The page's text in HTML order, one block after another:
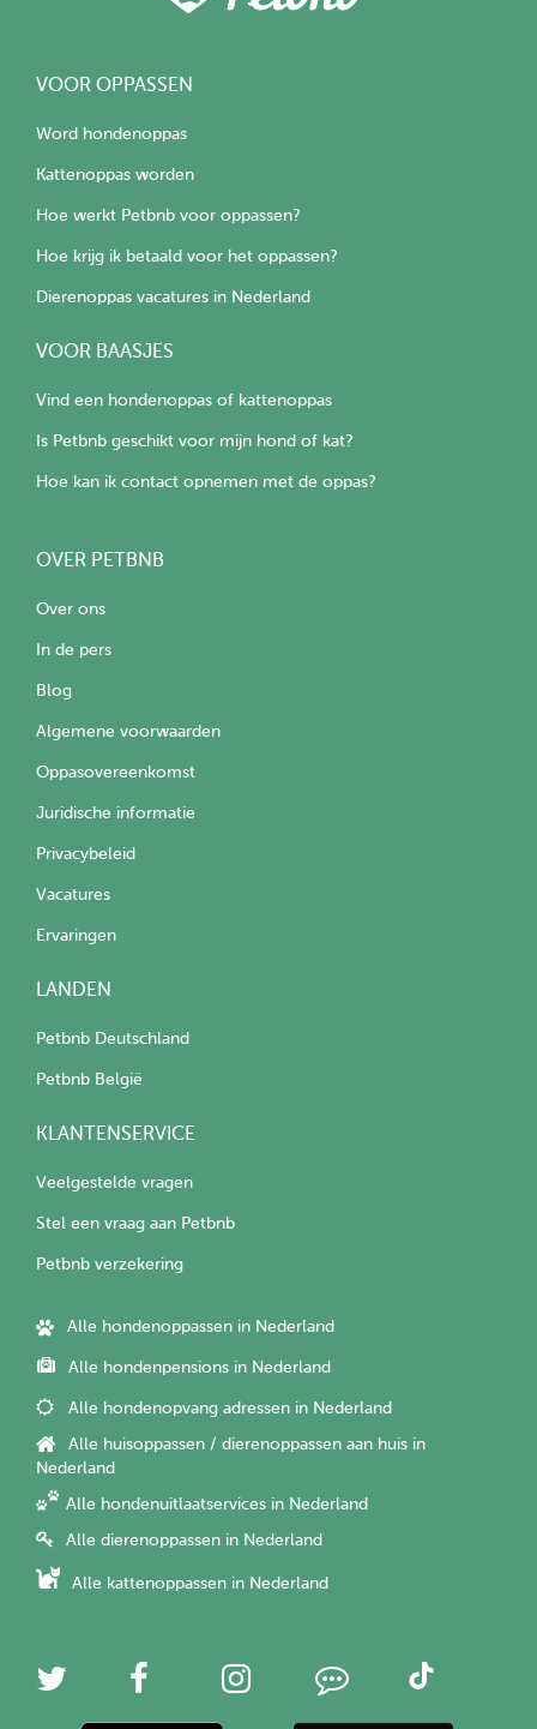
VOOR OPPASSEN
Word hondenoppas
Kattenoppas worden
Hoe werkt Petbnb voor oppassen?
Hoe krijg ik betaald voor het oppassen?
Dierenoppas vacatures in Nederland
VOOR BAASJES
Vind een hondenoppas of kattenoppas
Is Petbnb geschikt voor mijn hond of kat?
Hoe kan ik contact opnemen met de oppas?
OVER PETBNB
Over ons
In de pers
Blog
Algemene voorwaarden
Oppasovereenkomst
Juridische informatie
Privacybeleid
Vacatures
Ervaringen
LANDEN
Petbnb Deutschland
Petbnb België
KLANTENSERVICE
Veelgestelde vragen
Stel een vraag aan Petbnb
Petbnb verzekering
Alle hondenoppassen in Nederland
Alle hondenpensions in Nederland
Alle hondenopvang adressen in Nederland
Alle huisoppassen / dierenoppassen aan huis in
Nederland
Alle hondenuitlaatservices in Nederland
Alle dierenoppassen in Nederland
Alle kattenoppassen in Nederland